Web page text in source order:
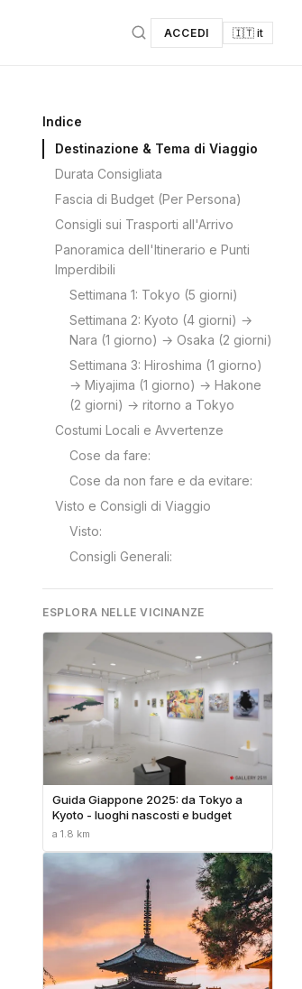
ACCEDI 🇮🇹 it
Indice
Destinazione & Tema di Viaggio
Durata Consigliata
Fascia di Budget (Per Persona)
Consigli sui Trasporti all'Arrivo
Panoramica dell'Itinerario e Punti
Imperdibili
Settimana 1: Tokyo (5 giorni)
Settimana 2: Kyoto (4 giorni) →
Nara (1 giorno) → Osaka (2 giorni)
Settimana 3: Hiroshima (1 giorno)
→ Miyajima (1 giorno) → Hakone
(2 giorni) → ritorno a Tokyo
Costumi Locali e Avvertenze
Cose da fare:
Cose da non fare e da evitare:
Visto e Consigli di Viaggio
Visto:
Consigli Generali:
ESPLORA NELLE VICINANZE
Guida Giappone 2025: da Tokyo a
Kyoto - luoghi nascosti e budget
a 1.8 km